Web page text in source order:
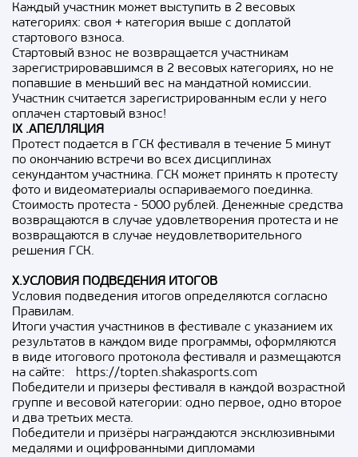
Каждый участник может выступить в 2 весовых
категориях: своя + категория выше с доплатой
стартового взноса.
Стартовый взнос не возвращается участникам
зарегистрировавшимся в 2 весовых категориях, но не
попавшие в меньший вес на мандатной комиссии.
Участник считается зарегистрированным если у него
оплачен стартовый взнос!
IX .AПЕЛЛЯЦИЯ
Протест подается в ГСК фестиваля в течение 5 минут
по окончанию встречи во всех дисциплинах
секундантом участника. ГСК может принять к протесту
фото и видеоматериалы оспариваемого поединка.
Стоимость протеста - 5000 рублей. Денежные средства
возвращаются в случае удовлетворения протеста и не
возвращаются в случае неудовлетворительного
решения ГСК.
X.УСЛОВИЯ ПОДВЕДЕНИЯ ИТОГОВ
Условия подведения итогов определяются согласно
Правилам.
Итоги участия участников в фестивале с указанием их
результатов в каждом виде программы, оформляются
в виде итогового протокола фестиваля и размещаются
на сайте: https://topten.shakasports.com
Победители и призеры фестиваля в каждой возрастной
группе и весовой категории: одно первое, одно второе
и два третьих места.
Победители и призёры награждаются эксклюзивными
медалями и оцифрованными дипломами